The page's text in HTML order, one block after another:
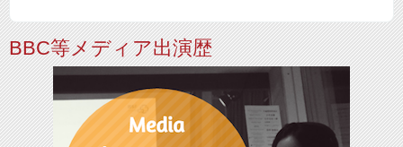
BBC等メディア出演歴